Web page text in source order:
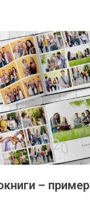
– пример